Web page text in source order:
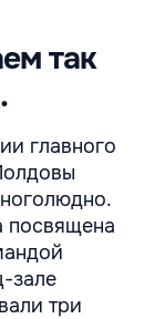
так
главного
посвящена
зале
три